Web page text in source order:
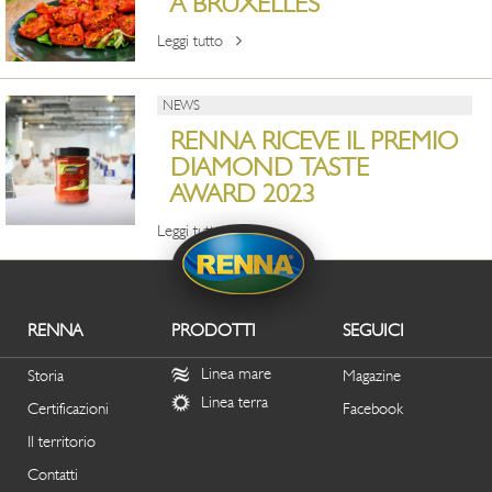
Leggi tutto
NEWS
RENNA RICEVE IL PREMIO
DIAMOND TASTE
AWARD 2023
Leggi tutto
RENNA
Storia
Certificazioni
Il territorio
Contatti
PRODOTTI
Linea mare
Linea terra
SEGUICI
Magazine
Facebook